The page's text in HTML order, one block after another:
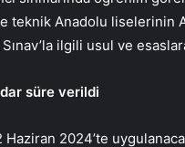
teknik Anadolu liselerinin
ilgili usul ve
süre verildi
Haziran 2024’te